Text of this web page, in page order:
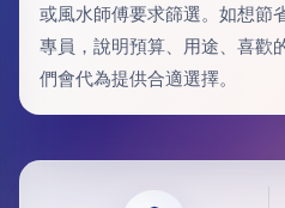
或風水師傅要求篩選。如想節
專員，說明預算、用途、喜歡
們會代為提供合適選擇。